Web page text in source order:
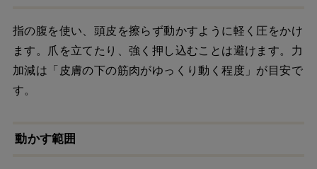
指の腹を使い、頭皮を擦らず動かすように軽く圧をかけ
ます。爪を立てたり、強く押し込むことは避けます。力
加減は「皮膚の下の筋肉がゆっくり動く程度」が目安で
す。
動かす範囲